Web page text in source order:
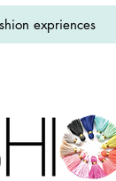
expriences